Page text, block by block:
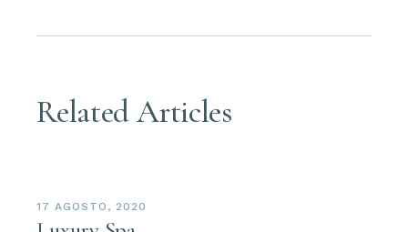
Related Articles
17 AGOSTO, 2020